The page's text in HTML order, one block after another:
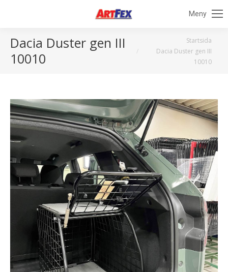
Meny
Dacia Duster gen III
10010
Startsida
Dacia Duster gen III
10010